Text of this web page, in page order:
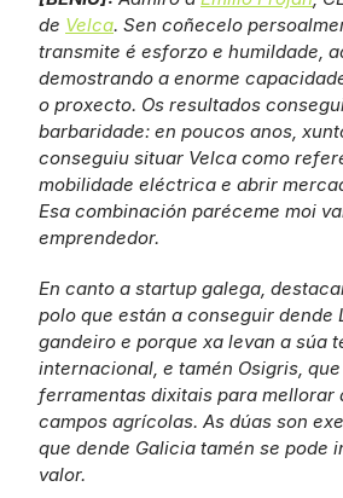
de Velca. Sen coñecelo
transmite é esforzo e humildade,
demostrando a enorme
o proxecto. Os resultados
barbaridade: en poucos anos,
conseguiu situar Velca como
mobilidade eléctrica e abrir
Esa combinación paréceme moi
emprendedor.
En canto a startup galega,
polo que están a conseguir dende
gandeiro e porque xa levan a súa
internacional, e tamén Osigris,
ferramentas dixitais para mellorar
campos agrícolas. As dúas son
que dende Galicia tamén se pode
valor.